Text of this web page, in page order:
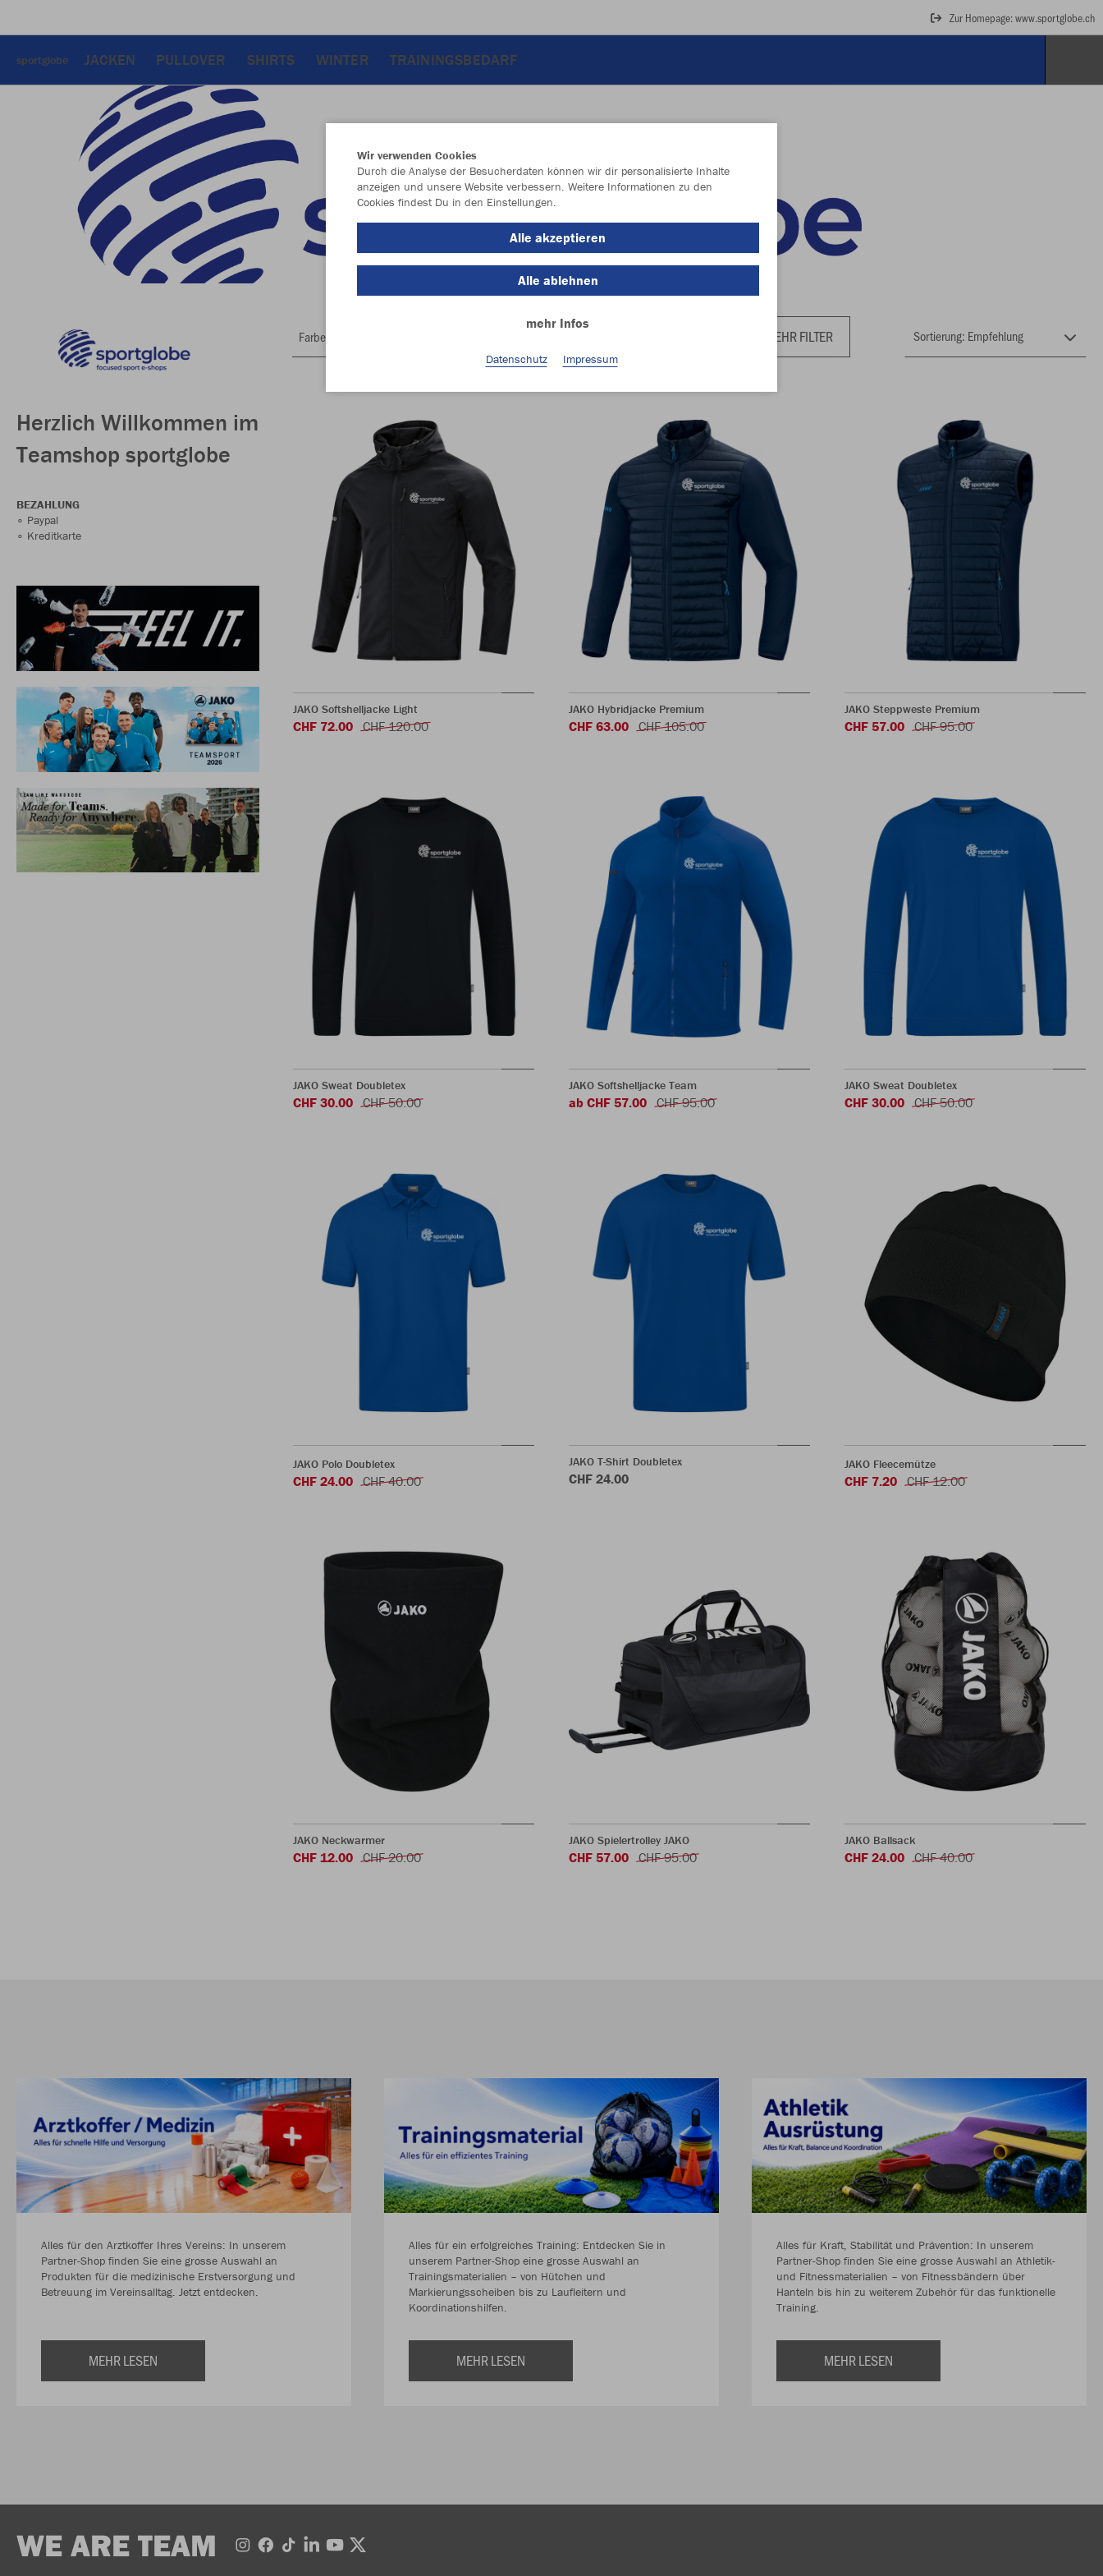
Zur Homepage: www.sportglobe.ch
sportglobe JACKEN PULLOVER SHIRTS WINTER TRAININGSBEDARF
Herzlich Willkommen im
Teamshop sportglobe
BEZAHLUNG
∘ Paypal
∘ Kreditkarte
Farbe MEHR FILTER
JAKO Softshelljacke Light
CHF 72.00 CHF 120.00
JAKO Hybridjacke Premium
CHF 63.00 CHF 105.00
JAKO Steppweste Premium
CHF 57.00 CHF 95.00
JAKO Sweat Doubletex
CHF 30.00 CHF 50.00
JAKO Softshelljacke Team
ab CHF 57.00 CHF 95.00
JAKO Sweat Doubletex
CHF 30.00 CHF 50.00
JAKO Polo Doubletex
CHF 24.00 CHF 40.00
JAKO T-Shirt Doubletex
CHF 24.00
JAKO Fleecemütze
CHF 7.20 CHF 12.00
JAKO Neckwarmer
CHF 12.00 CHF 20.00
JAKO Spielertrolley JAKO
CHF 57.00 CHF 95.00
JAKO Ballsack
CHF 24.00 CHF 40.00
Alles für den Arztkoffer Ihres Vereins: In unserem
Partner-Shop finden Sie eine grosse Auswahl an
Produkten für die medizinische Erstversorgung und
Betreuung im Vereinsalltag. Jetzt entdecken.
MEHR LESEN
Alles für ein erfolgreiches Training: Entdecken Sie in
unserem Partner-Shop eine grosse Auswahl an
Trainingsmaterialien – von Hütchen und
Markierungsscheiben bis zu Laufleitern und
Koordinationshilfen.
MEHR LESEN
Alles für Kraft, Stabilität und Prävention: In unserem
Partner-Shop finden Sie eine grosse Auswahl an Athletik-
und Fitnessmaterialien – von Fitnessbändern über
Hanteln bis hin zu weiterem Zubehör für das funktionelle
Training.
MEHR LESEN
WE ARE TEAM
Wir verwenden Cookies
Durch die Analyse der Besucherdaten können wir dir personalisierte Inhalte
anzeigen und unsere Website verbessern. Weitere Informationen zu den
Cookies findest Du in den Einstellungen.
Alle akzeptieren
Alle ablehnen
mehr Infos
Datenschutz Impressum